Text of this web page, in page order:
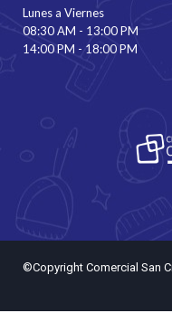
Lunes a Viernes
08:30 AM - 13:00 PM
14:00 PM - 18:00 PM
©Copyright Comercial San